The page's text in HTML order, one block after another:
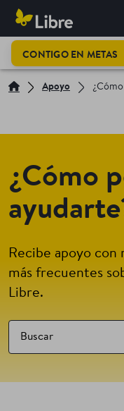
CONTIGO EN METAS
Apoyo
¿Cómo
Recibe apoyo con
más frecuentes
Libre.